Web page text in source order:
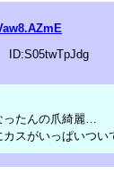
ID:S05twTpJdg
たんの爪綺麗…
スがいっぱいつい